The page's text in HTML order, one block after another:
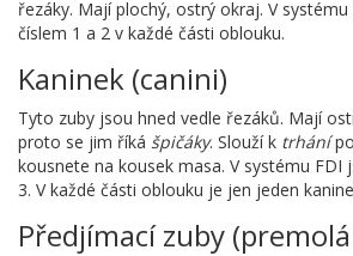
řezáky. Mají plochý, ostrý okraj. V
číslem 1 a 2 v každé části oblouku.
Kaninek (canini)
Tyto zuby jsou hned vedle řezáků. Mají
proto se jim říká špičáky. Slouží k trhání
kousnete na kousek masa. V systému FDI
3. V každé části oblouku je jen jeden
Předjímací zuby